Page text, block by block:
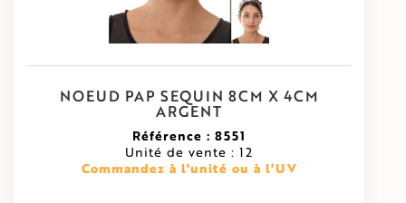
NOEUD PAP SEQUIN 8CM X 4CM
ARGENT
Référence : 8551
Unité de vente : 12
Commandez à l'unité ou à l'UV